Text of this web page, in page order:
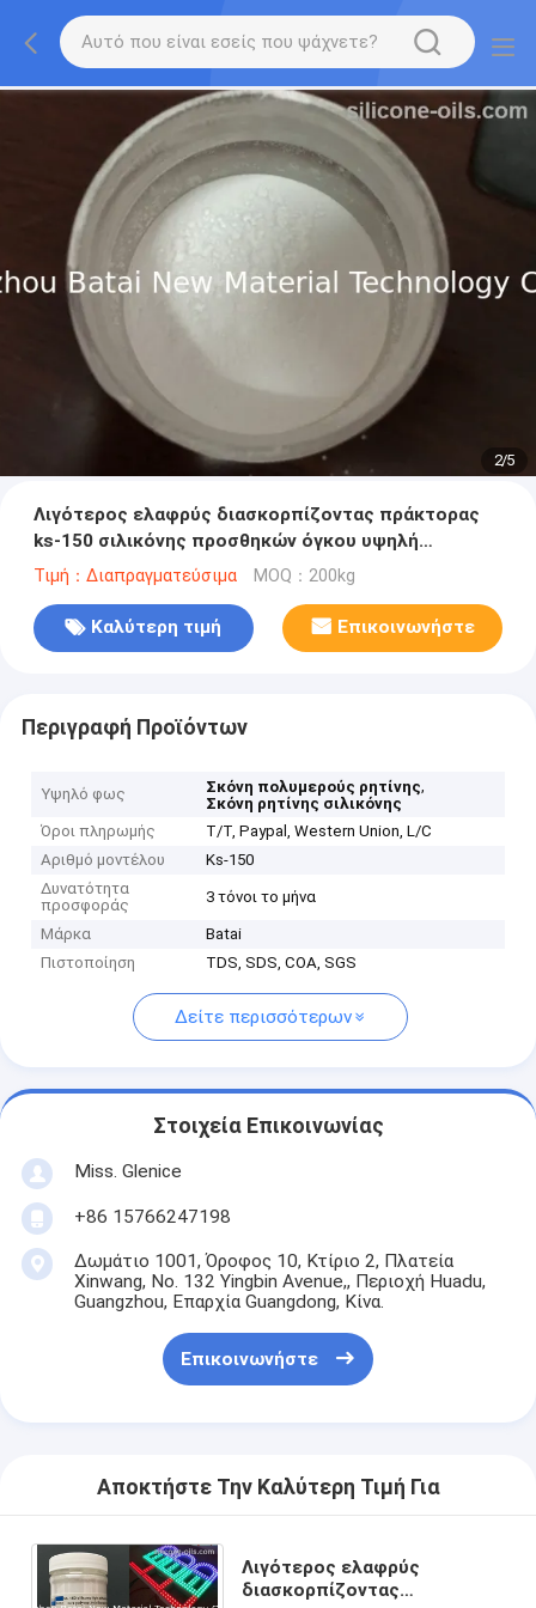
2/5
Λιγότερος ελαφρύς διασκορπίζοντας πράκτορας
ks-150 σιλικόνης προσθηκών όγκου υψηλή
μετάδοση
Τιμή：Διαπραγματεύσιμα MOQ：200kg
Καλύτερη τιμή Επικοινωνήστε
Περιγραφή Προϊόντων
Υψηλό φως Σκόνη πολυμερούς ρητίνης,
Σκόνη ρητίνης σιλικόνης
Όροι πληρωμής
T/T, Paypal, Western Union, L/C
Αριθμό μοντέλου
Ks-150
Δυνατότητα
προσφοράς
3 τόνοι το μήνα
Μάρκα
Batai
Πιστοποίηση
TDS, SDS, COA, SGS
Δείτε περισσότερων
Στοιχεία Επικοινωνίας
Miss. Glenice
+86 15766247198
Δωμάτιο 1001, Όροφος 10, Κτίριο 2, Πλατεία
Xinwang, No. 132 Yingbin Avenue,, Περιοχή Huadu,
Guangzhou, Επαρχία Guangdong, Κίνα.
Επικοινωνήστε
Αποκτήστε Την Καλύτερη Τιμή Για
Λιγότερος ελαφρύς
διασκορπίζοντας